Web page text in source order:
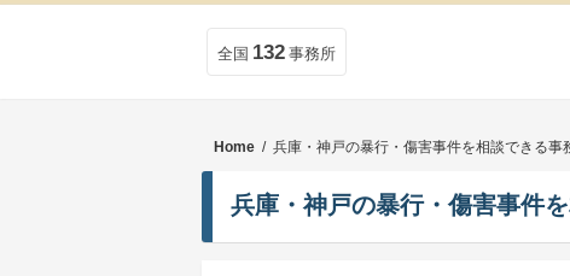
全国 132 事務所
Home / 兵庫・神戸の暴行・傷害事件を相談できる事
兵庫・神戸の暴行・傷害事件